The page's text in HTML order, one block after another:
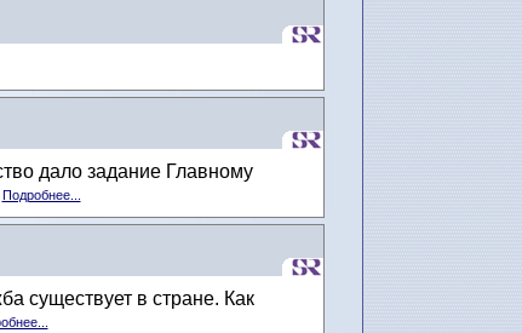
дало задание Главному
Подробнее...
существует в стране. Как